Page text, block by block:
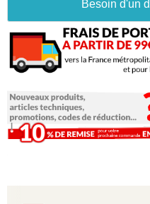
Besoin d'un